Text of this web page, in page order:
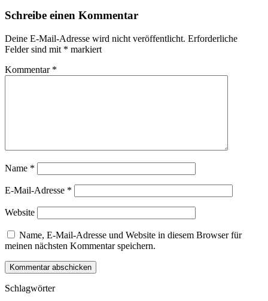
Schreibe einen Kommentar
Deine E-Mail-Adresse wird nicht veröffentlicht. Erforderliche
Felder sind mit * markiert
Kommentar *
Name *
E-Mail-Adresse *
Website
Name, E-Mail-Adresse und Website in diesem Browser für
meinen nächsten Kommentar speichern.
Schlagwörter